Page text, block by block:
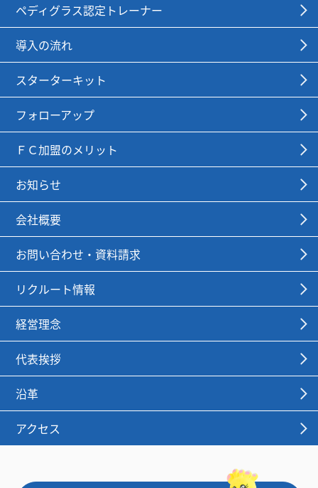
ペディグラス認定トレーナー
導入の流れ
スターターキット
フォローアップ
ＦＣ加盟のメリット
お知らせ
会社概要
お問い合わせ・資料請求
リクルート情報
経営理念
代表挨拶
沿革
アクセス